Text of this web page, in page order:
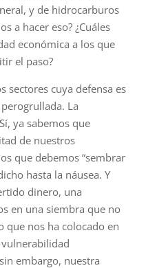
y de hidrocarburos
a hacer eso? ¿Cuáles
económica a los que
el paso?
sectores cuya defensa es
La
ya sabemos que
de nuestros
que debemos “sembrar
hasta la náusea. Y
dinero, una
en una siembra que no
que nos ha colocado en
embargo, nuestra